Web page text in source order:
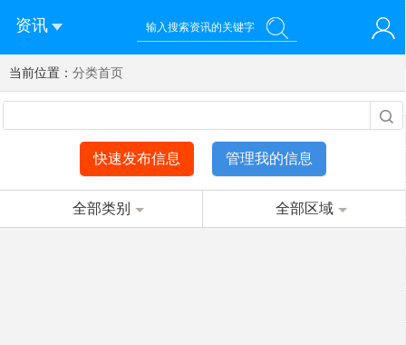
资讯
您好！欢迎来到济南西站棒极网-济南西部新城社区新媒体综
合资讯门户网站
登录 注册 微信快速登录
当前位置： 分类首页
快速发布信息 管理我的信息
全部类别 全部区域